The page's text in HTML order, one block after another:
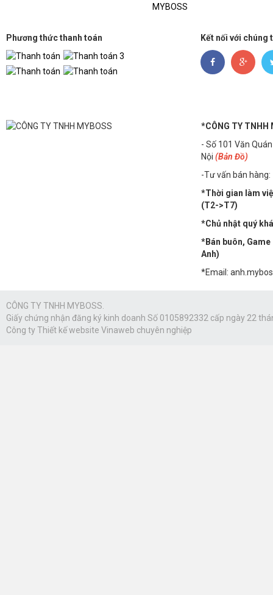
MYBOSS
Phương thức thanh toán Kết nối với chúng
*CÔNG TY TNHH
- Số 101 Văn
Nội (Bản Đồ)
-Tư vấn bán hàng:
*Thời gian làm
(T2->T7)
*Chủ nhật quý
*Bán buôn, Game
Anh)
*Email:
CÔNG TY TNHH MYBOSS.
Giấy chứng nhận đăng ký kinh doanh Số 0105892332 cấp ngày 22
Công tyThiết kế website Vinaweb chuyên nghiệp